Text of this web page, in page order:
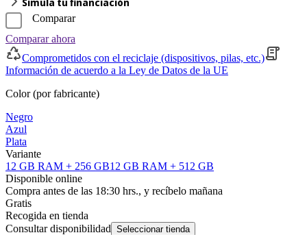
Simula tu financiación
Comparar
Comparar ahora
Comprometidos con el reciclaje (dispositivos, pilas, etc.)
Información de acuerdo a la Ley de Datos de la UE
Color (por fabricante)
Negro
Azul
Plata
Variante
12 GB RAM + 256 GB12 GB RAM + 512 GB
Disponible online
Compra antes de las 18:30 hrs., y recíbelo mañana
Gratis
Recogida en tienda
Consultar disponibilidad Seleccionar tienda